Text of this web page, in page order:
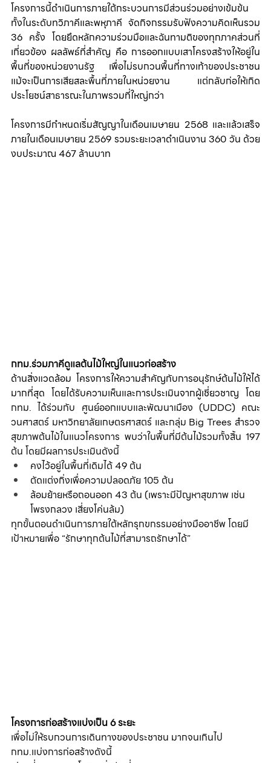
โครงการนี้ดำเนินการภายใต้กระบวนการมีส่วนร่วมอย่างเข้มข้น
ทั้งในระดับทวิภาคีและพหุภาคี จัดกิจกรรมรับฟังความคิดเห็นรวม
36 ครั้ง โดยยึดหลักความร่วมมือและฉันทามติของทุกภาคส่วนที่
เกี่ยวข้อง ผลลัพธ์ที่สำคัญ คือ การออกแบบเสาโครงสร้างให้อยู่ใน
พื้นที่ของหน่วยงานรัฐ เพื่อไม่รบกวนพื้นที่ทางเท้าของประชาชน
แม้จะเป็นการเสียสละพื้นที่ภายในหน่วยงาน แต่กลับก่อให้เกิด
ประโยชน์สาธารณะในภาพรวมที่ใหญ่กว่า
โครงการมีกำหนดเริ่มสัญญาในเดือนเมษายน 2568 และแล้วเสร็จ
ภายในเดือนเมษายน 2569 รวมระยะเวลาดำเนินงาน 360 วัน ด้วย
งบประมาณ 467 ล้านบาท
กทม.ร่วมภาคีดูแลต้นไม้ใหญ่ในแนวก่อสร้าง
ด้านสิ่งแวดล้อม โครงการให้ความสำคัญกับการอนุรักษ์ต้นไม้ให้ได้
กทม. ได้ร่วมกับ ศูนย์ออกแบบและพัฒนาเมือง (UDDC) คณะ
วนศาสตร์ มหาวิทยาลัยเกษตรศาสตร์ และกลุ่ม Big Trees สำรวจ
สุขภาพต้นไม้ในแนวโครงการ พบว่าในพื้นที่มีต้นไม้รวมทั้งสิ้น 197
ต้น โดยมีผลการประเมินดังนี้
คงไว้อยู่ในพื้นที่เดิมได้ 49 ต้น
ตัดแต่งกิ่งเพื่อความปลอดภัย 105 ต้น
ล้อมย้ายหรือถอนออก 43 ต้น (เพราะมีปัญหาสุขภาพ เช่น
โพรงกลวง เสี่ยงโค่นล้ม)
ทุกขั้นตอนดำเนินการภายใต้หลักรุกขกรรมอย่างมืออาชีพ โดยมี
เป้าหมายเพื่อ “รักษาทุกต้นไม้ที่สามารถรักษาได้”
โครงการก่อสร้างแบ่งเป็น 6 ระยะ
เพื่อไม่ให้รบกวนการเดินทางของประชาชน มากจนเกินไป
กทม.แบ่งการก่อสร้างดังนี้